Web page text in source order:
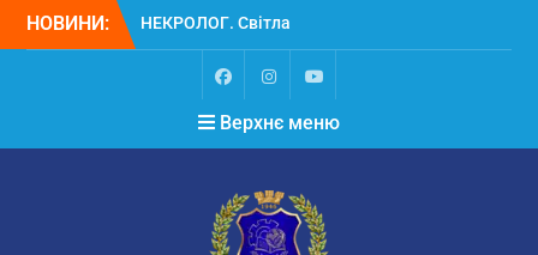
НОВИНИ:
НЕКРОЛОГ. Світла
пам’ять Замулі
Владиславу Васильовичу
Вступ для ТОТ 2026
Верхнє меню